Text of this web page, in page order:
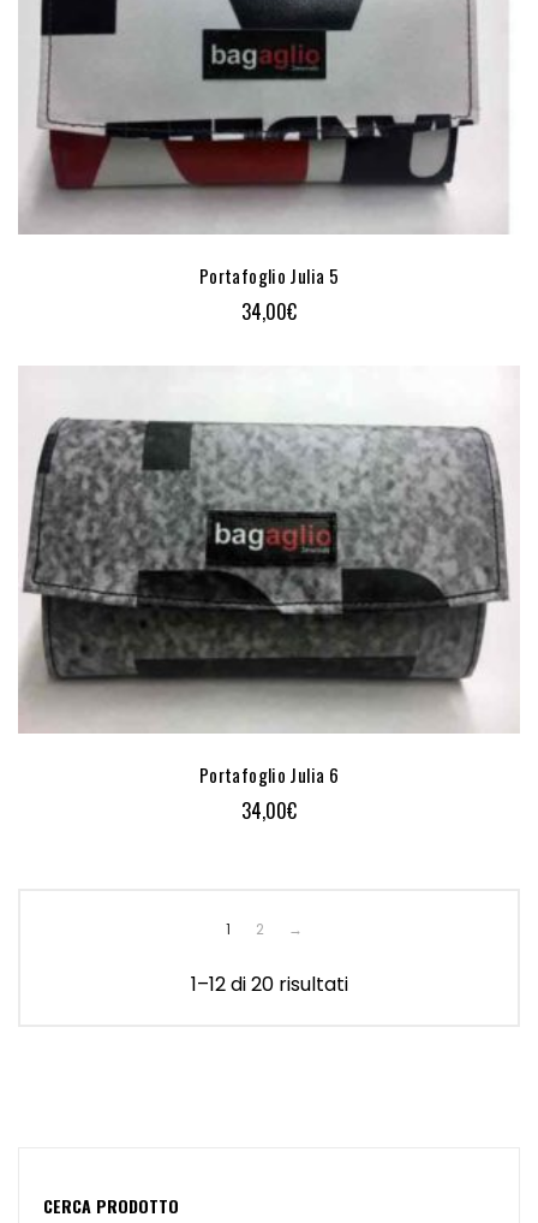
CERCA PRODOTTO
Portafoglio Julia 5
34,00€
Portafoglio Julia 6
34,00€
1 2 →
1–12 di 20 risultati